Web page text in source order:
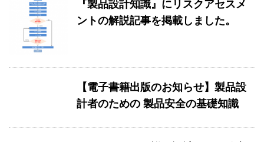
『製品設計知識』にリスクアセスメ
ントの解説記事を掲載しました。
【電子書籍出版のお知らせ】製品設
計者のための 製品安全の基礎知識